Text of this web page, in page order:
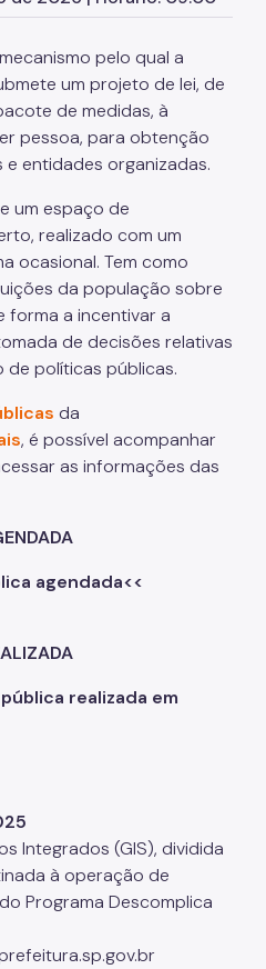
pelo qual a
um projeto de lei, de
de medidas, à
pessoa, para obtenção
entidades organizadas.
um espaço de
realizado com um
ocasional. Tem como
da população sobre
forma a incentivar a
de decisões relativas
políticas públicas.
da
, é possível acompanhar
as informações das
agendada<<
realizada em
Integrados (GIS), dividida
à operação de
Programa Descomplica